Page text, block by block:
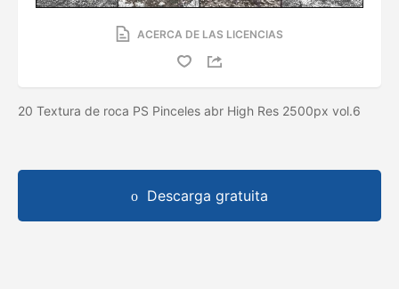
ACERCA DE LAS LICENCIAS
20 Textura de roca PS Pinceles abr High Res 2500px vol.6
Descarga gratuita